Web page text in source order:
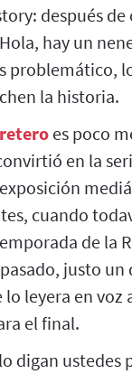
después de
hay un
problemático,
la historia.
es poco
en la
cuando
de la
justo
leyera en
el final.
digan